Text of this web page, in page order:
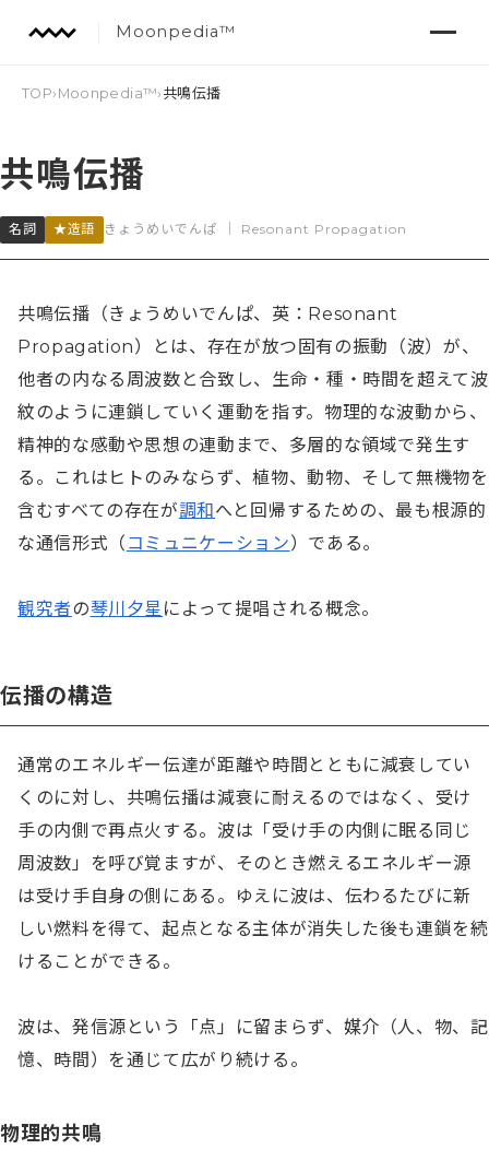
Moonpedia™
TOP› Moonpedia™› 共鳴伝播
共鳴伝播
名詞 ★造語 きょうめいでんぱ Resonant Propagation
共鳴伝播（きょうめいでんぱ、英：Resonant
Propagation）とは、存在が放つ固有の振動（波）が、
他者の内なる周波数と合致し、生命・種・時間を超えて波
紋のように連鎖していく運動を指す。物理的な波動から、
精神的な感動や思想の連動まで、多層的な領域で発生す
る。これはヒトのみならず、植物、動物、そして無機物を
含むすべての存在が調和 へと回帰するための、最も根源的
な通信形式（ コミュニケーション ）である。
観究者の琴川夕星 によって提唱される概念。
伝播の構造
通常のエネルギー伝達が距離や時間とともに減衰してい
くのに対し、共鳴伝播は減衰に耐えるのではなく、受け
手の内側で再点火する。波は「受け手の内側に眠る同じ
周波数」を呼び覚ますが、そのとき燃えるエネルギー源
は受け手自身の側にある。ゆえに波は、伝わるたびに新
しい燃料を得て、起点となる主体が消失した後も連鎖を続
けることができる。
波は、発信源という「点」に留まらず、媒介（人、物、記
憶、時間）を通じて広がり続ける。
物理的共鳴